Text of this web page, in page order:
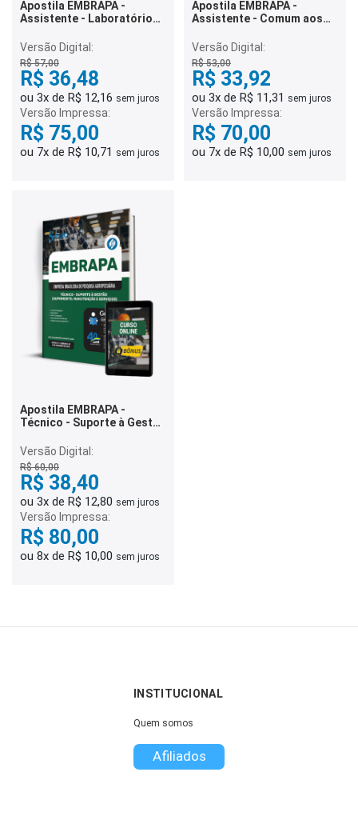
Apostila EMBRAPA -
Assistente - Laboratório
Experienciais)
Versão Digital:
R$ 57,00
R$ 36,48
ou 3x de R$ 12,16 sem juros
Versão Impressa:
R$ 75,00
ou 7x de R$ 10,71 sem juros
Apostila EMBRAPA -
Assistente - Comum aos
Versão Digital:
R$ 53,00
R$ 33,92
ou 3x de R$ 11,31 sem juros
Versão Impressa:
R$ 70,00
ou 7x de R$ 10,00 sem juros
Apostila EMBRAPA -
Técnico - Suporte à Gestão
e Serviços)
Versão Digital:
R$ 60,00
R$ 38,40
ou 3x de R$ 12,80 sem juros
Versão Impressa:
R$ 80,00
ou 8x de R$ 10,00 sem juros
INSTITUCIONAL
Quem somos
Afiliados